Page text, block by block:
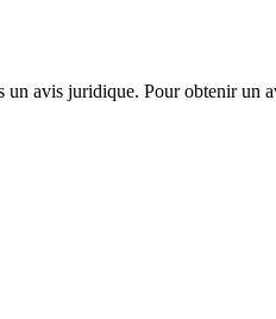
un avis juridique. Pour obtenir un